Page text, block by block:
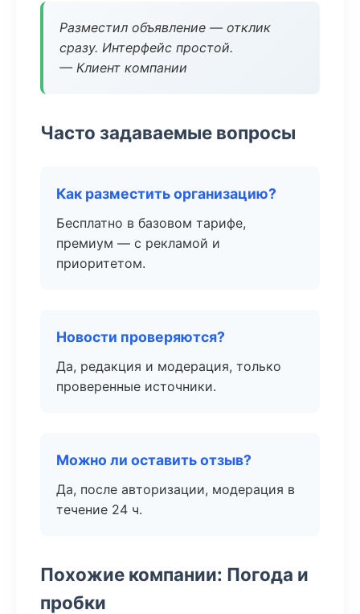
Разместил объявление — отклик
сразу. Интерфейс простой.
— Клиент компании
Часто задаваемые вопросы
Как разместить организацию?
Бесплатно в базовом тарифе,
премиум — с рекламой и
приоритетом.
Новости проверяются?
Да, редакция и модерация, только
проверенные источники.
Можно ли оставить отзыв?
Да, после авторизации, модерация в
течение 24 ч.
Похожие компании: Погода и
пробки